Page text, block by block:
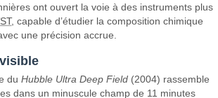
ont ouvert la voie à des instruments plus
, capable d’étudier la composition chimique
une précision accrue.
duHubble Ultra Deep Field (2004) rassemble
dans un minuscule champ de 11 minutes